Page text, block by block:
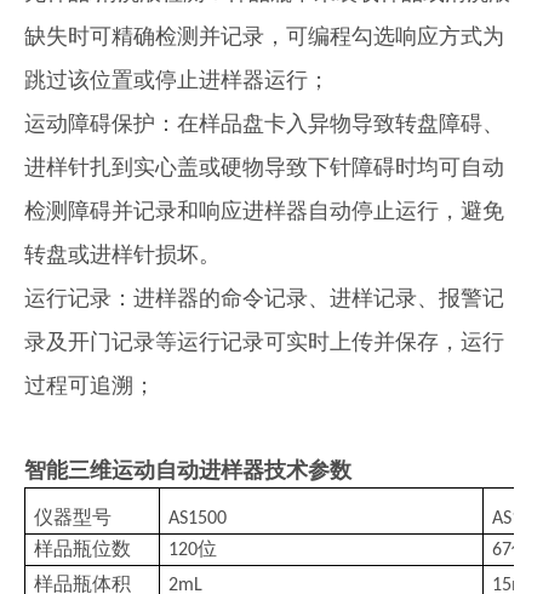
缺失时可精确检测并记录，可编程勾选响应方式为
跳过该位置或停止进样器运行；
运动障碍保护：在样品盘卡入异物导致转盘障碍、
进样针扎到实心盖或硬物导致下针障碍时均可自动
检测障碍并记录和响应进样器自动停止运行，避免
转盘或进样针损坏。
运行记录：进样器的命令记录、进样记录、报警记
录及开门记录等运行记录可实时上传并保存，运行
过程可追溯；
智能三维运动自动进样器技术参数
仪器型号 AS1500
样品瓶位数 120位 67位
样品瓶体积
2mL 15mL